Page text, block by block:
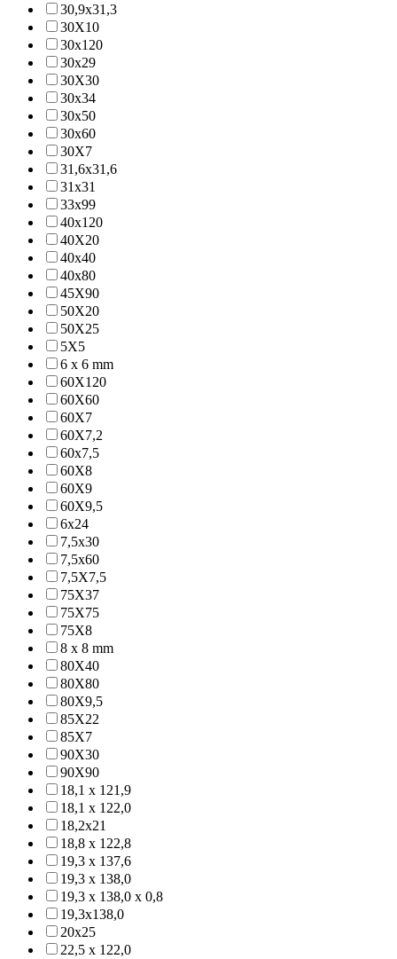
30,9x31,3
30X10
30x120
30x29
30X30
30x34
30x50
30x60
30X7
31,6x31,6
31x31
33x99
40x120
40X20
40x40
40x80
45X90
50X20
50X25
5X5
6 x 6 mm
60X120
60X60
60X7
60X7,2
60x7,5
60X8
60X9
60X9,5
6x24
7,5x30
7,5x60
7,5X7,5
75X37
75X75
75X8
8 x 8 mm
80X40
80X80
80X9,5
85X22
85X7
90X30
90X90
18,1 x 121,9
18,1 x 122,0
18,2x21
18,8 x 122,8
19,3 x 137,6
19,3 x 138,0
19,3 x 138,0 x 0,8
19,3x138,0
20x25
22,5 x 122,0